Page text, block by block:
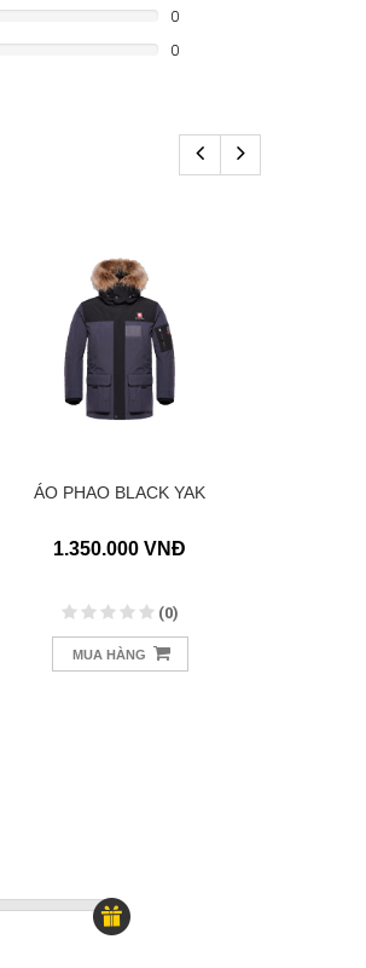
0
0
ÁO PHAO BLACK YAK
1.350.000 VNĐ
(0)
MUA HÀNG